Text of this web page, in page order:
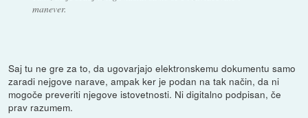
manever.
Saj tu ne gre za to, da ugovarjajo elektronskemu dokumentu samo
zaradi nejgove narave, ampak ker je podan na tak način, da ni
mogoče preveriti njegove istovetnosti. Ni digitalno podpisan, če
prav razumem.